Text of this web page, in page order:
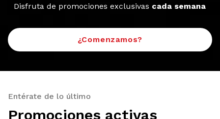
Disfruta de promociones exclusivas cada semana
¿Comenzamos?
Entérate de lo último
Promociones activas